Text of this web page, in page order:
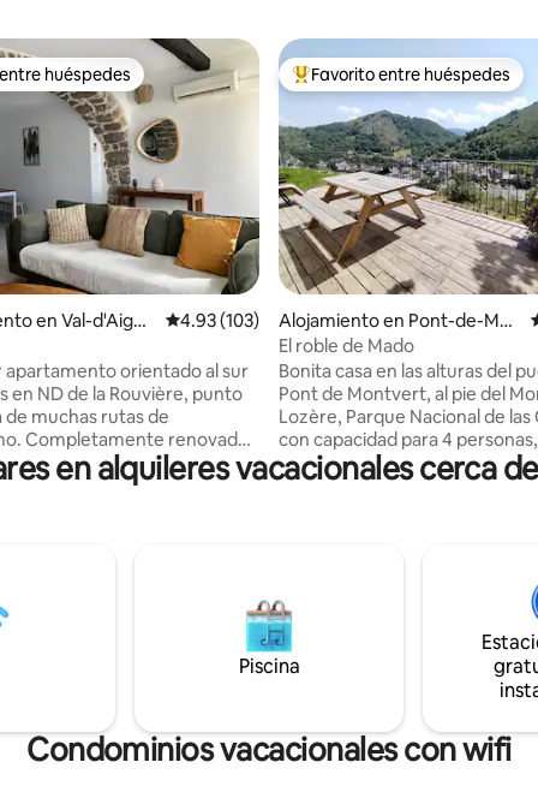
5 de 5, 38 reseñas
huéspedes
huéspedes
en Val-d'Aigou
Calificación promedio: 4.93 de 5, 103 reseñas
4.93 (103)
orientado al sur
en ND de la Rouvière, punto
de muchas rutas de
Completamente renovado,
luminoso, cómodo, con
y muy bien equipado
a 5 minutos a pie del río, a 45
monte Aigoual, rodeado de
vistas de las montañas y valles
Jardín compartido
Favorito entre huéspedes
Favorito entre huéspedes
Alojamiento en Pont-de-Mon
tvert-Sud-Mont-Lozère
El roble de Mado
Bonita casa en las alturas del
Pont de Montvert, al pie del
Lozère, Parque Nacional de las
con capacidad para 4
dormitorios, camas de 140.
zona verde (alrededor de 80
incluidas. ¡No hay Wifi, pero
cobertura telefónica! Esta casa
apta para personas con
reducida (inodoro, ducha en el
arriba). Se admiten animales.
en alquileres vacacionales cerca
Piscina
Condominios vacacionales con wifi